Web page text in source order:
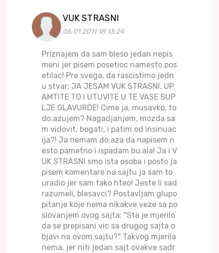
VUK STRASNI
06.01.2011 18:13:24
Priznajem da sam bleso jedan nepis
meni jer pisem posetioc namesto pos
etilac! Pre svega, da rascistimo jedn
u stvar: JA JESAM VUK STRASNI, UP
AMTITE TO I UTUVITE U TE VASE SUP
LJE GLAVURDE! Cime ja, musavko, to
do.azujem? Nagadjanjem, mozda sa
m vidovit, bogati, i patim od insinuac
ija?! Ja nemam do.aza da napisem n
esto pametno i ispadam bu.ala! Ja i V
UK STRASNI smo ista osoba i posto ja
pisem komentare na sajtu ja sam to
uradio jer sam tako hteo! Jeste li sad
razumeli, blesavci? Postavljam glupo
pitanje koje nema nikakve veze sa po
slovanjem ovog sajta: "Sta je mjerilo
da se prepisani vic sa drugog sajta o
bjavi na ovom sajtu?" Takvog mjerila
nema, jer niti jedan sajt ovakve sadr